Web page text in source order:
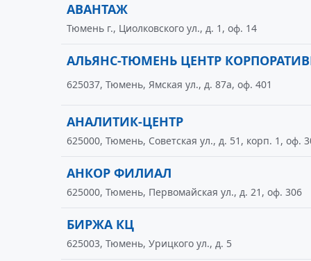
АВАНТАЖ
Тюмень г., Циолковского ул., д. 1, оф. 14
АЛЬЯНС-ТЮМЕНЬ ЦЕНТР
625037, Тюмень, Ямская ул., д. 87а, оф. 401
АНАЛИТИК-ЦЕНТР
625000, Тюмень, Советская ул., д. 51, корп. 1, оф.
АНКОР ФИЛИАЛ
625000, Тюмень, Первомайская ул., д. 21, оф. 306
БИРЖА КЦ
625003, Тюмень, Урицкого ул., д. 5